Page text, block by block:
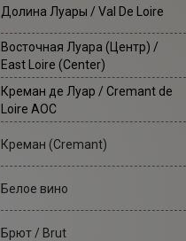
Долина Луары / Val De Loire
Восточная Луара (Центр) /
East Loire (Center)
Креман де Луар / Cremant de
Loire AOC
Креман (Cremant)
Белое вино
Брют / Brut